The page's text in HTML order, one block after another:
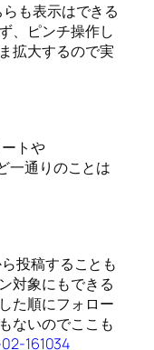
も表示はできる
、ピンチ操作し
拡大するので実
トや
一通りのことは
投稿することも
対象にもできる
た順にフォロー
ないのでここも